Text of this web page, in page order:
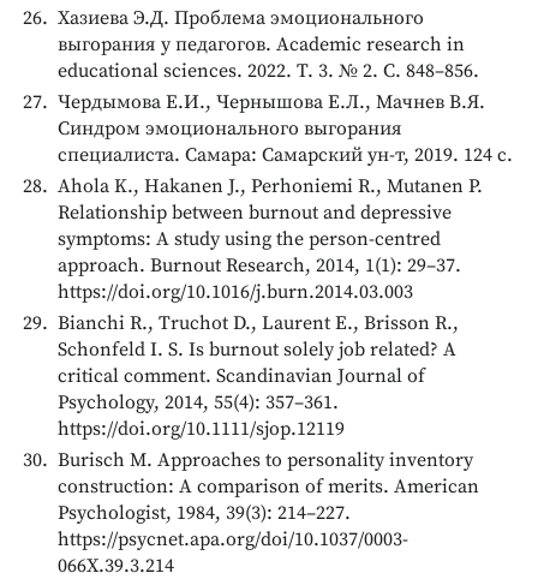
Хазиева Э.Д. Проблема эмоционального
выгорания у педагогов. Academic research in
educational sciences. 2022. Т. 3. № 2. С. 848–856.
Чердымова Е.И., Чернышова Е.Л., Мачнев В.Я.
Синдром эмоционального выгорания
специалиста. Самара: Самарский ун-т, 2019. 124 с.
Ahola K., Hakanen J., Perhoniemi R., Mutanen P.
Relationship between burnout and depressive
symptoms: A study using the person-centred
approach. Burnout Research, 2014, 1(1): 29–37.
https://doi.org/10.1016/j.burn.2014.03.003
Bianchi R., Truchot D., Laurent E., Brisson R.,
Schonfeld I. S. Is burnout solely job related? A
critical comment. Scandinavian Journal of
Psychology, 2014, 55(4): 357–361.
https://doi.org/10.1111/sjop.12119
Burisch М. Approaches to personality inventory
construction: A comparison of merits. American
Psychologist, 1984, 39(3): 214–227.
https://psycnet.apa.org/doi/10.1037/0003-
066X.39.3.214